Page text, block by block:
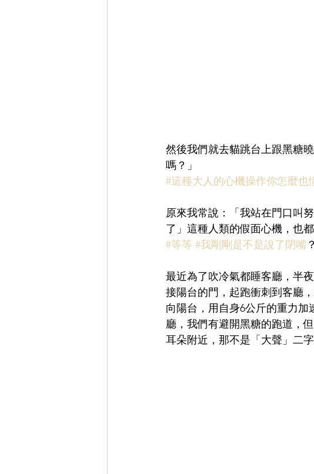
然後我們就去貓跳台上跟黑糖
嗎？」
#這種大人的心機操作你怎麼也
原來我常說：「我站在門口叫
了」這種人類的假面心機，也
#等等 #我剛剛是不是說了閉嘴 ？
最近為了吹冷氣都睡客廳，半
接陽台的門，起跑衝刺到客廳
向陽台，用自身6公斤的重力
廳，我們有避開黑糖的跑道，
耳朵附近，那不是「大聲」二